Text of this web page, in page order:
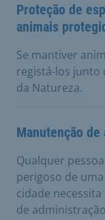
Proteção de
animais
Se mantiver
registá-los junto
da Natureza.
Manutenção
Qualquer
perigoso de
cidade
de